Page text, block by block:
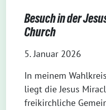
Besuch in der
Church
5. Januar 2026
In meinem
liegt die Jesus
freikirchliche